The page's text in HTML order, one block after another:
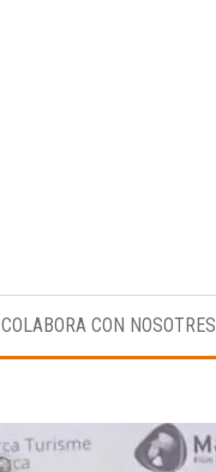
COLABORA CON NOSOTRES